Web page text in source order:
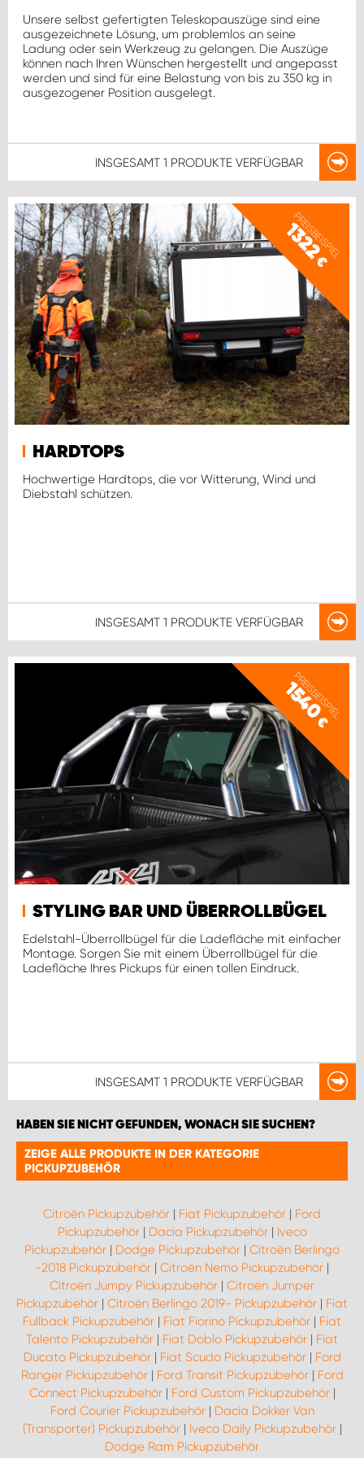
Unsere selbst gefertigten Teleskopauszüge sind eine
ausgezeichnete Lösung, um problemlos an seine
Ladung oder sein Werkzeug zu gelangen. Die Auszüge
können nach Ihren Wünschen hergestellt und angepasst
werden und sind für eine Belastung von bis zu 350 kg in
ausgezogener Position ausgelegt.
INSGESAMT 1 PRODUKTE VERFÜGBAR
PREISBEISPIEL
1322
€
HARDTOPS
Hochwertige Hardtops, die vor Witterung, Wind und
Diebstahl schützen.
INSGESAMT 1 PRODUKTE VERFÜGBAR
PREISBEISPIEL
1540
€
STYLING BAR UND ÜBERROLLBÜGEL
Edelstahl-Überrollbügel für die Ladefläche mit einfacher
Montage. Sorgen Sie mit einem Überrollbügel für die
Ladefläche Ihres Pickups für einen tollen Eindruck.
INSGESAMT 1 PRODUKTE VERFÜGBAR
HABEN SIE NICHT GEFUNDEN, WONACH SIE SUCHEN?
ZEIGE ALLE PRODUKTE IN DER KATEGORIE
PICKUPZUBEHÖR
Citroën Pickupzubehör | Fiat Pickupzubehör | Ford
Pickupzubehör| Dacia Pickupzubehör| Iveco
Pickupzubehör | Dodge Pickupzubehör | Citroën Berlingo
-2018 Pickupzubehör | Citroën Nemo Pickupzubehör |
Citroën Jumpy Pickupzubehör | Citroën Jumper
Pickupzubehör | Citroën Berlingo 2019- Pickupzubehör | Fiat
Fullback Pickupzubehör | Fiat Fiorino Pickupzubehör | Fiat
Talento Pickupzubehör | Fiat Doblo Pickupzubehör | Fiat
Ducato Pickupzubehör| Fiat Scudo Pickupzubehör| Ford
Ranger Pickupzubehör| Ford Transit Pickupzubehör| Ford
Connect Pickupzubehör| Ford Custom Pickupzubehör|
Ford Courier Pickupzubehör| Dacia Dokker Van
(Transporter) Pickupzubehör| Iveco Daily Pickupzubehör|
Dodge Ram Pickupzubehör